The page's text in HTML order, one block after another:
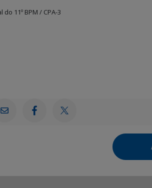
11º BPM / CPA-3